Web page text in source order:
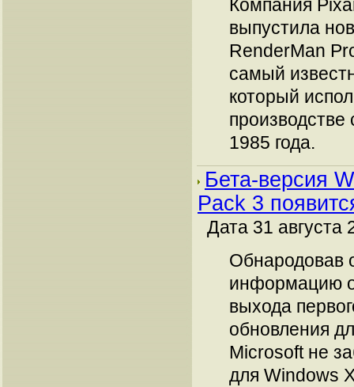
Компания
выпустила
RenderMan
самый
который
1985 года.
Бета-версия
Pack 3
Дата 31 августа
Обнародовав
информацию
выхода
обновления
Microsoft не
для Windows